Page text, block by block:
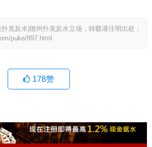
克反水|德州扑克反水立场，转载请注明出处：
puke/897.html
178赞